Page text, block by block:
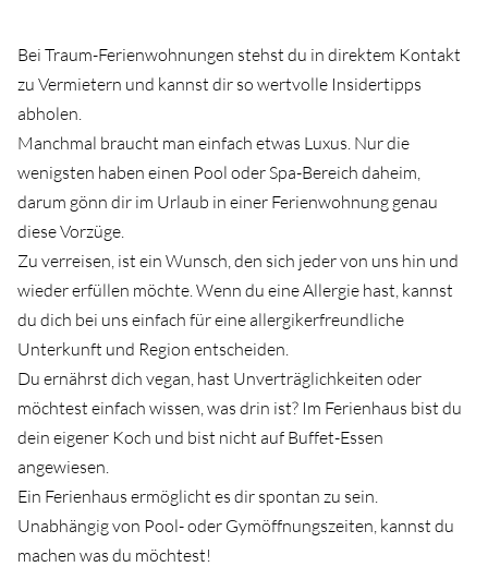
Bei Traum-Ferienwohnungen stehst du in direktem Kontakt
zu Vermietern und kannst dir so wertvolle Insidertipps
abholen.
Manchmal braucht man einfach etwas Luxus. Nur die
wenigsten haben einen Pool oder Spa-Bereich daheim,
darum gönn dir im Urlaub in einer Ferienwohnung genau
diese Vorzüge.⁠
Zu verreisen, ist ein Wunsch, den sich jeder von uns hin und
wieder erfüllen möchte. Wenn du eine Allergie hast, kannst
du dich bei uns einfach für eine allergikerfreundliche
Unterkunft und Region entscheiden. ⁠
Du ernährst dich vegan, hast Unverträglichkeiten oder
möchtest einfach wissen, was drin ist? Im Ferienhaus bist du
dein eigener Koch und bist nicht auf Buffet-Essen
angewiesen. ⁠
Ein Ferienhaus ermöglicht es dir spontan zu sein.
Unabhängig von Pool- oder Gymöffnungszeiten, kannst du
machen was du möchtest! ⁠